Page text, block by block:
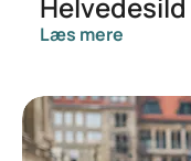
Læs mere